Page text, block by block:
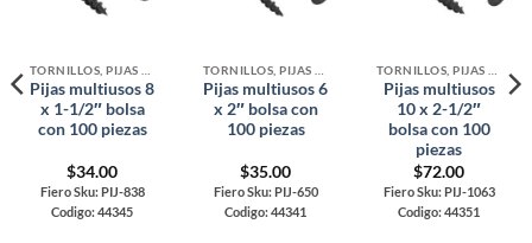
Pijas multiusos 8
x 1-1/2″ bolsa
con 100 piezas
$34.00
Fiero Sku: PIJ-838
Codigo: 44345
Pijas multiusos 6
x 2″ bolsa con
100 piezas
$35.00
Fiero Sku: PIJ-650
Codigo: 44341
Pijas multiusos
10 x 2-1/2″
bolsa con 100
piezas
$72.00
Fiero Sku: PIJ-1063
Codigo: 44351